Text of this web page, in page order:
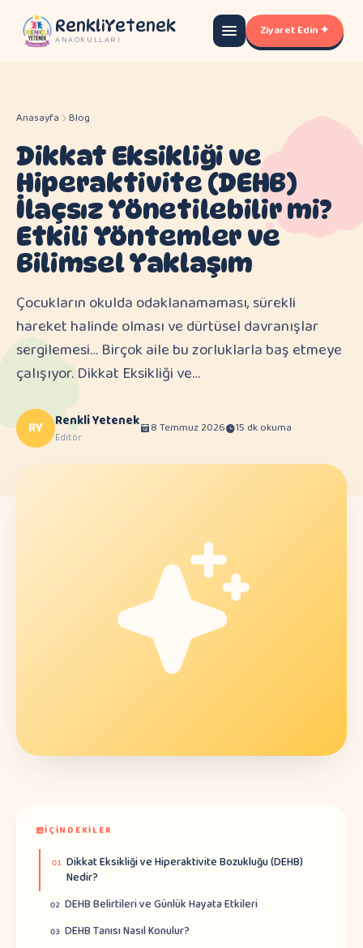
RenkliYetenek
ANAOKULLARI
Ziyaret Edin ✦
Anasayfa Blog
Dikkat Eksikliği ve
Hiperaktivite (DEHB)
İlaçsız Yönetilebilir mi?
Etkili Yöntemler ve
Bilimsel Yaklaşım
Çocukların okulda odaklanamaması, sürekli
hareket halinde olması ve dürtüsel davranışlar
sergilemesi… Birçok aile bu zorluklarla baş etmeye
çalışıyor. Dikkat Eksikliği ve…
RY Renkli Yetenek
Editör
8 Temmuz 2026 15 dk okuma
İÇINDEKILER
01 Dikkat Eksikliği ve Hiperaktivite Bozukluğu (DEHB)
Nedir?
02 DEHB Belirtileri ve Günlük Hayata Etkileri
03 DEHB Tanısı Nasıl Konulur?